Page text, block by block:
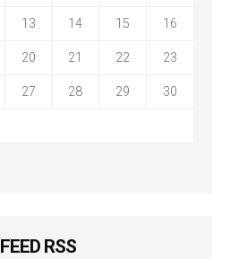
13 14 15 16
20 21 22 23
27 28 29 30
FEED RSS